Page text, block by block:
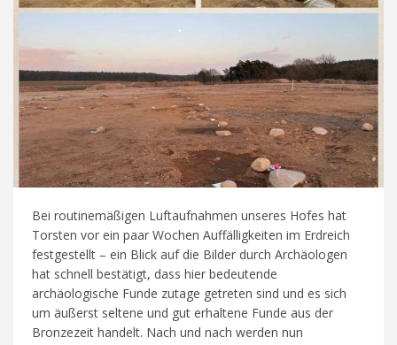
Bei routinemäßigen Luftaufnahmen unseres Hofes hat
Torsten vor ein paar Wochen Auffälligkeiten im Erdreich
festgestellt – ein Blick auf die Bilder durch Archäologen
hat schnell bestätigt, dass hier bedeutende
archäologische Funde zutage getreten sind und es sich
um äußerst seltene und gut erhaltene Funde aus der
Bronzezeit handelt. Nach und nach werden nun